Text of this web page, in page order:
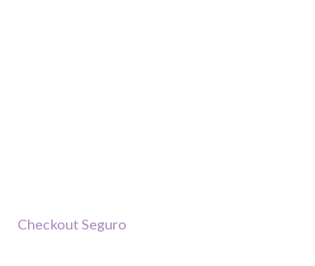
Checkout Seguro